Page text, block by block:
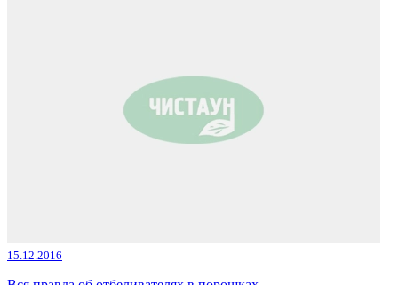
15.12.2016